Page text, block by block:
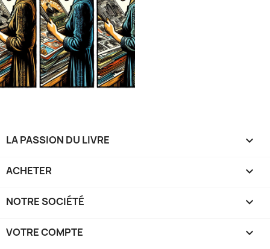
LA PASSION DU LIVRE 
ACHETER 
NOTRE SOCIÉTÉ 
VOTRE COMPTE 